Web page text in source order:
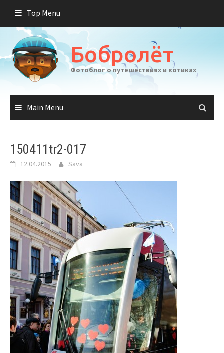
content
Top Menu
Бобролёт
Фотоблог о путешествиях и котиках
Main Menu
150411tr2-017
12.04.2015 Sava